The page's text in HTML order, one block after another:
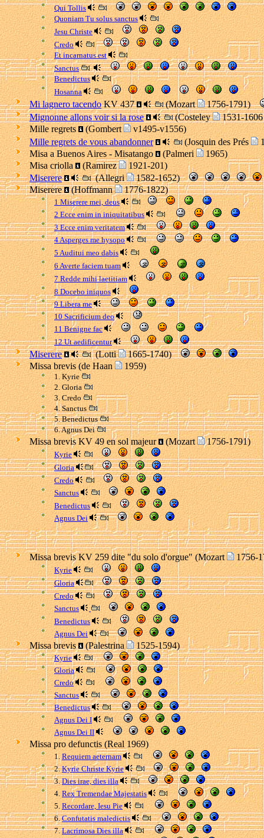
Qui Tollis
Quoniam Tu solus sanctus
Jesu Christe
Credo
Et incarnatus est
Sanctus
Benedictus
Hosanna
Mi lagnero tacendoKV 437 (Mozart
1756-1791)
Mignonne allons voir si la rose
(Costeley
1531-
Mille regrets
(Gombert
v1495-v1556)
Mille regrets de vous abandonner
(Josquin des Prés
Misa a Buenos Aires - Misatango
(Palmeri
1965)
Misa criolla
(Ramirez
1921-201)
Miserere
(Allegri
1582-1652)
Miserere (Hoffmann 1776-1822)
1 Miserere mei, deus
2 Ecce enim in iniquitatibus
3 Ecce enim veritatem
4 Asperges me hysopo
5 Auditui meo dabis
6 Averte faciem tuam
7 Redde mihi laetitiam
8 Docebo iniquos
9 Libera me
10 Sacrificium deo
11 Benigne fac
12 Ut aedificentur
Miserere (Lotti
1665-1740)
Missa brevis (de Haan
1959)
1. Kyrie
2. Gloria
3. Credo
4. Sanctus
5. Benedictus
6. Agnus Dei
Missa brevis KV 49 en sol majeur (Mozart 1756-1791)
Kyrie
Gloria
Credo
Sanctus
Benedictus
Agnus Dei
Missa brevis KV 259 dite "du solo d'orgue" (Mozart 1756-
Kyrie
Gloria
Credo
Sanctus
Benedictus
Agnus Dei
Missa brevis (Palestrina 1525-1594)
Kyrie
Gloria
Credo
Sanctus
Benedictus
Agnus Dei I
Agnus Dei II
Missa pro defunctis (Real 1969)
1.Requiem aeternam
2.Kyrie Christe Kyrie
3.Dies irae, dies illa
4.Rex Tremendae Majestatis
5. Recordare, Iesu Pie
6.Confutatis maledictis
7.Lacrimosa Dies illa